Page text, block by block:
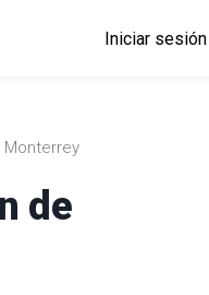
Iniciar sesión
Monterrey
de